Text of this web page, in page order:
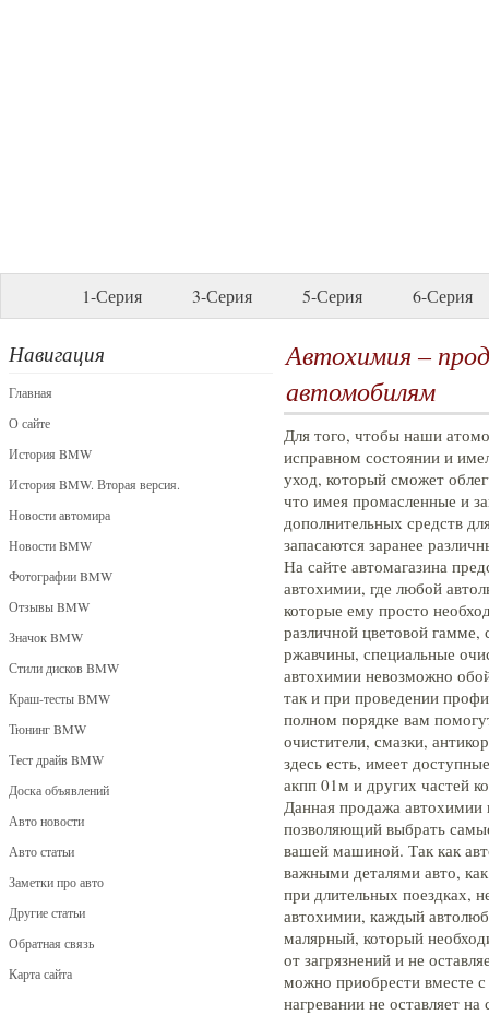
1-Серия 3-Серия 5-Серия 6-Серия
Навигация
Главная
О сайте
История BMW
История BMW. Вторая версия.
Новости автомира
Новости BMW
Фотографии BMW
Отзывы BMW
Значок BMW
Стили дисков BMW
Краш-тесты BMW
Тюнинг BMW
Тест драйв BMW
Доска объявлений
Авто новости
Авто статьи
Заметки про авто
Другие статьи
Обратная связь
Карта сайта
Автохимия –
автомобилям
Для того, чтобы наши
исправном состоянии и
уход, который сможет
что имея промасленные и
дополнительных средств
запасаются заранее
На сайте автомагазина
автохимии, где любой
которые ему просто
различной цветовой
ржавчины, специальные
автохимии невозможно
так и при проведении
полном порядке вам
очистители, смазки,
здесь есть, имеет
акпп 01м и других частей
Данная продажа автохимии
позволяющий выбрать
вашей машиной. Так как
важными деталями авто,
при длительных поездках,
автохимии, каждый
малярный, который
от загрязнений и не
можно приобрести вместе
нагревании не оставляет на